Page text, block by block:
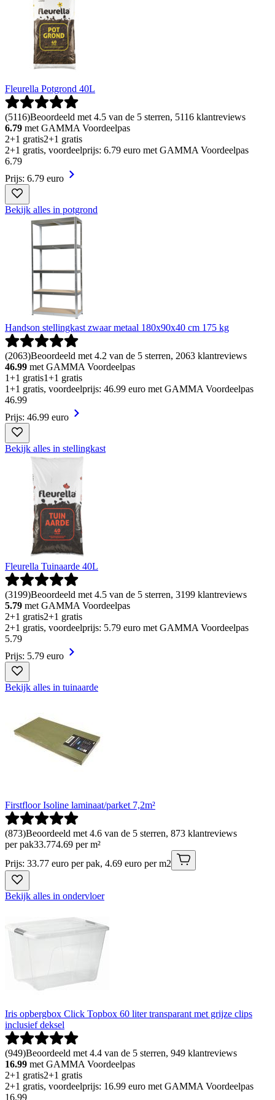
Fleurella Potgrond 40L
(5116)Beoordeeld met 4.5 van de 5 sterren, 5116 klantreviews
6.79 met GAMMA Voordeelpas
2+1 gratis2+1 gratis
2+1 gratis, voordeelprijs: 6.79 euro met GAMMA Voordeelpas
6.79
Prijs: 6.79 euro
Bekijk alles in potgrond
Handson stellingkast zwaar metaal 180x90x40 cm 175 kg
(2063)Beoordeeld met 4.2 van de 5 sterren, 2063 klantreviews
46.99 met GAMMA Voordeelpas
1+1 gratis1+1 gratis
1+1 gratis, voordeelprijs: 46.99 euro met GAMMA Voordeelpas
46.99
Prijs: 46.99 euro
Bekijk alles in stellingkast
Fleurella Tuinaarde 40L
(3199)Beoordeeld met 4.5 van de 5 sterren, 3199 klantreviews
5.79 met GAMMA Voordeelpas
2+1 gratis2+1 gratis
2+1 gratis, voordeelprijs: 5.79 euro met GAMMA Voordeelpas
5.79
Prijs: 5.79 euro
Bekijk alles in tuinaarde
Firstfloor Isoline laminaat/parket 7,2m²
(873)Beoordeeld met 4.6 van de 5 sterren, 873 klantreviews
per pak33.774.69 per m²
Prijs: 33.77 euro per pak, 4.69 euro per m2
Bekijk alles in ondervloer
Iris opbergbox Click Topbox 60 liter transparant met grijze clips
inclusief deksel
(949)Beoordeeld met 4.4 van de 5 sterren, 949 klantreviews
16.99 met GAMMA Voordeelpas
2+1 gratis2+1 gratis
2+1 gratis, voordeelprijs: 16.99 euro met GAMMA Voordeelpas
16.99